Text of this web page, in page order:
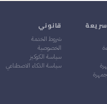
قانوني
شروط الخدمة
الخصوصية
سياسة الكوكيز
سياسة الذكاء الاصطناعي